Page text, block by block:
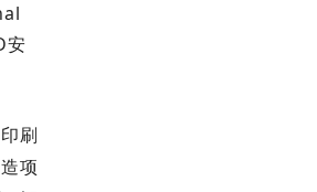
安
刷
项